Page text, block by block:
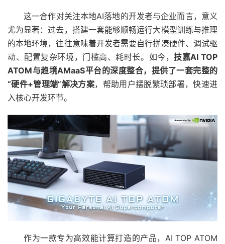
这一合作对关注本地AI落地的开发者与企业而言，意义
尤为显著：过去，搭建一套能够顺畅运行大模型训练与推理
的本地环境，往往意味着开发者需要自行拼凑硬件、调试驱
动、配置复杂环境，门槛高、耗时长。如今，技嘉AI TOP
ATOM与趋境AMaaS平台的深度整合，提供了一套完整的
“硬件+管理端”解决方案，帮助用户摆脱繁琐部署，快速进
入核心开发环节。
作为一款专为高效能计算打造的产品，AI TOP ATOM